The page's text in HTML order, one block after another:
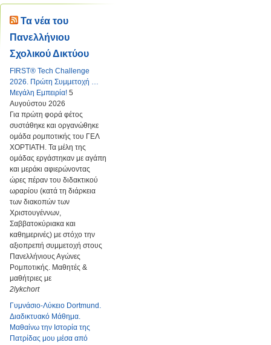
Τα νέα του
Πανελλήνιου
Σχολικού Δικτύου
FIRST® Tech Challenge
2026. Πρώτη Συμμετοχή …
Μεγάλη Εμπειρία! 5
Αυγούστου 2026
Για πρώτη φορά φέτος
συστάθηκε και οργανώθηκε
ομάδα ρομποτικής του ΓΕΛ
ΧΟΡΤΙΑΤΗ. Τα μέλη της
ομάδας εργάστηκαν με αγάπη
και μεράκι αφιερώνοντας
ώρες πέραν του διδακτικού
ωραρίου (κατά τη διάρκεια
των διακοπών των
Χριστουγέννων,
Σαββατοκύριακα και
καθημερινές) με στόχο την
αξιοπρεπή συμμετοχή στους
Πανελλήνιους Αγώνες
Ρομποτικής. Μαθητές &
μαθήτριες με
2lykchort
Γυμνάσιο-Λύκειο Dortmund.
Διαδικτυακό Μάθημα.
Μαθαίνω την Ιστορία της
Πατρίδας μου μέσα από